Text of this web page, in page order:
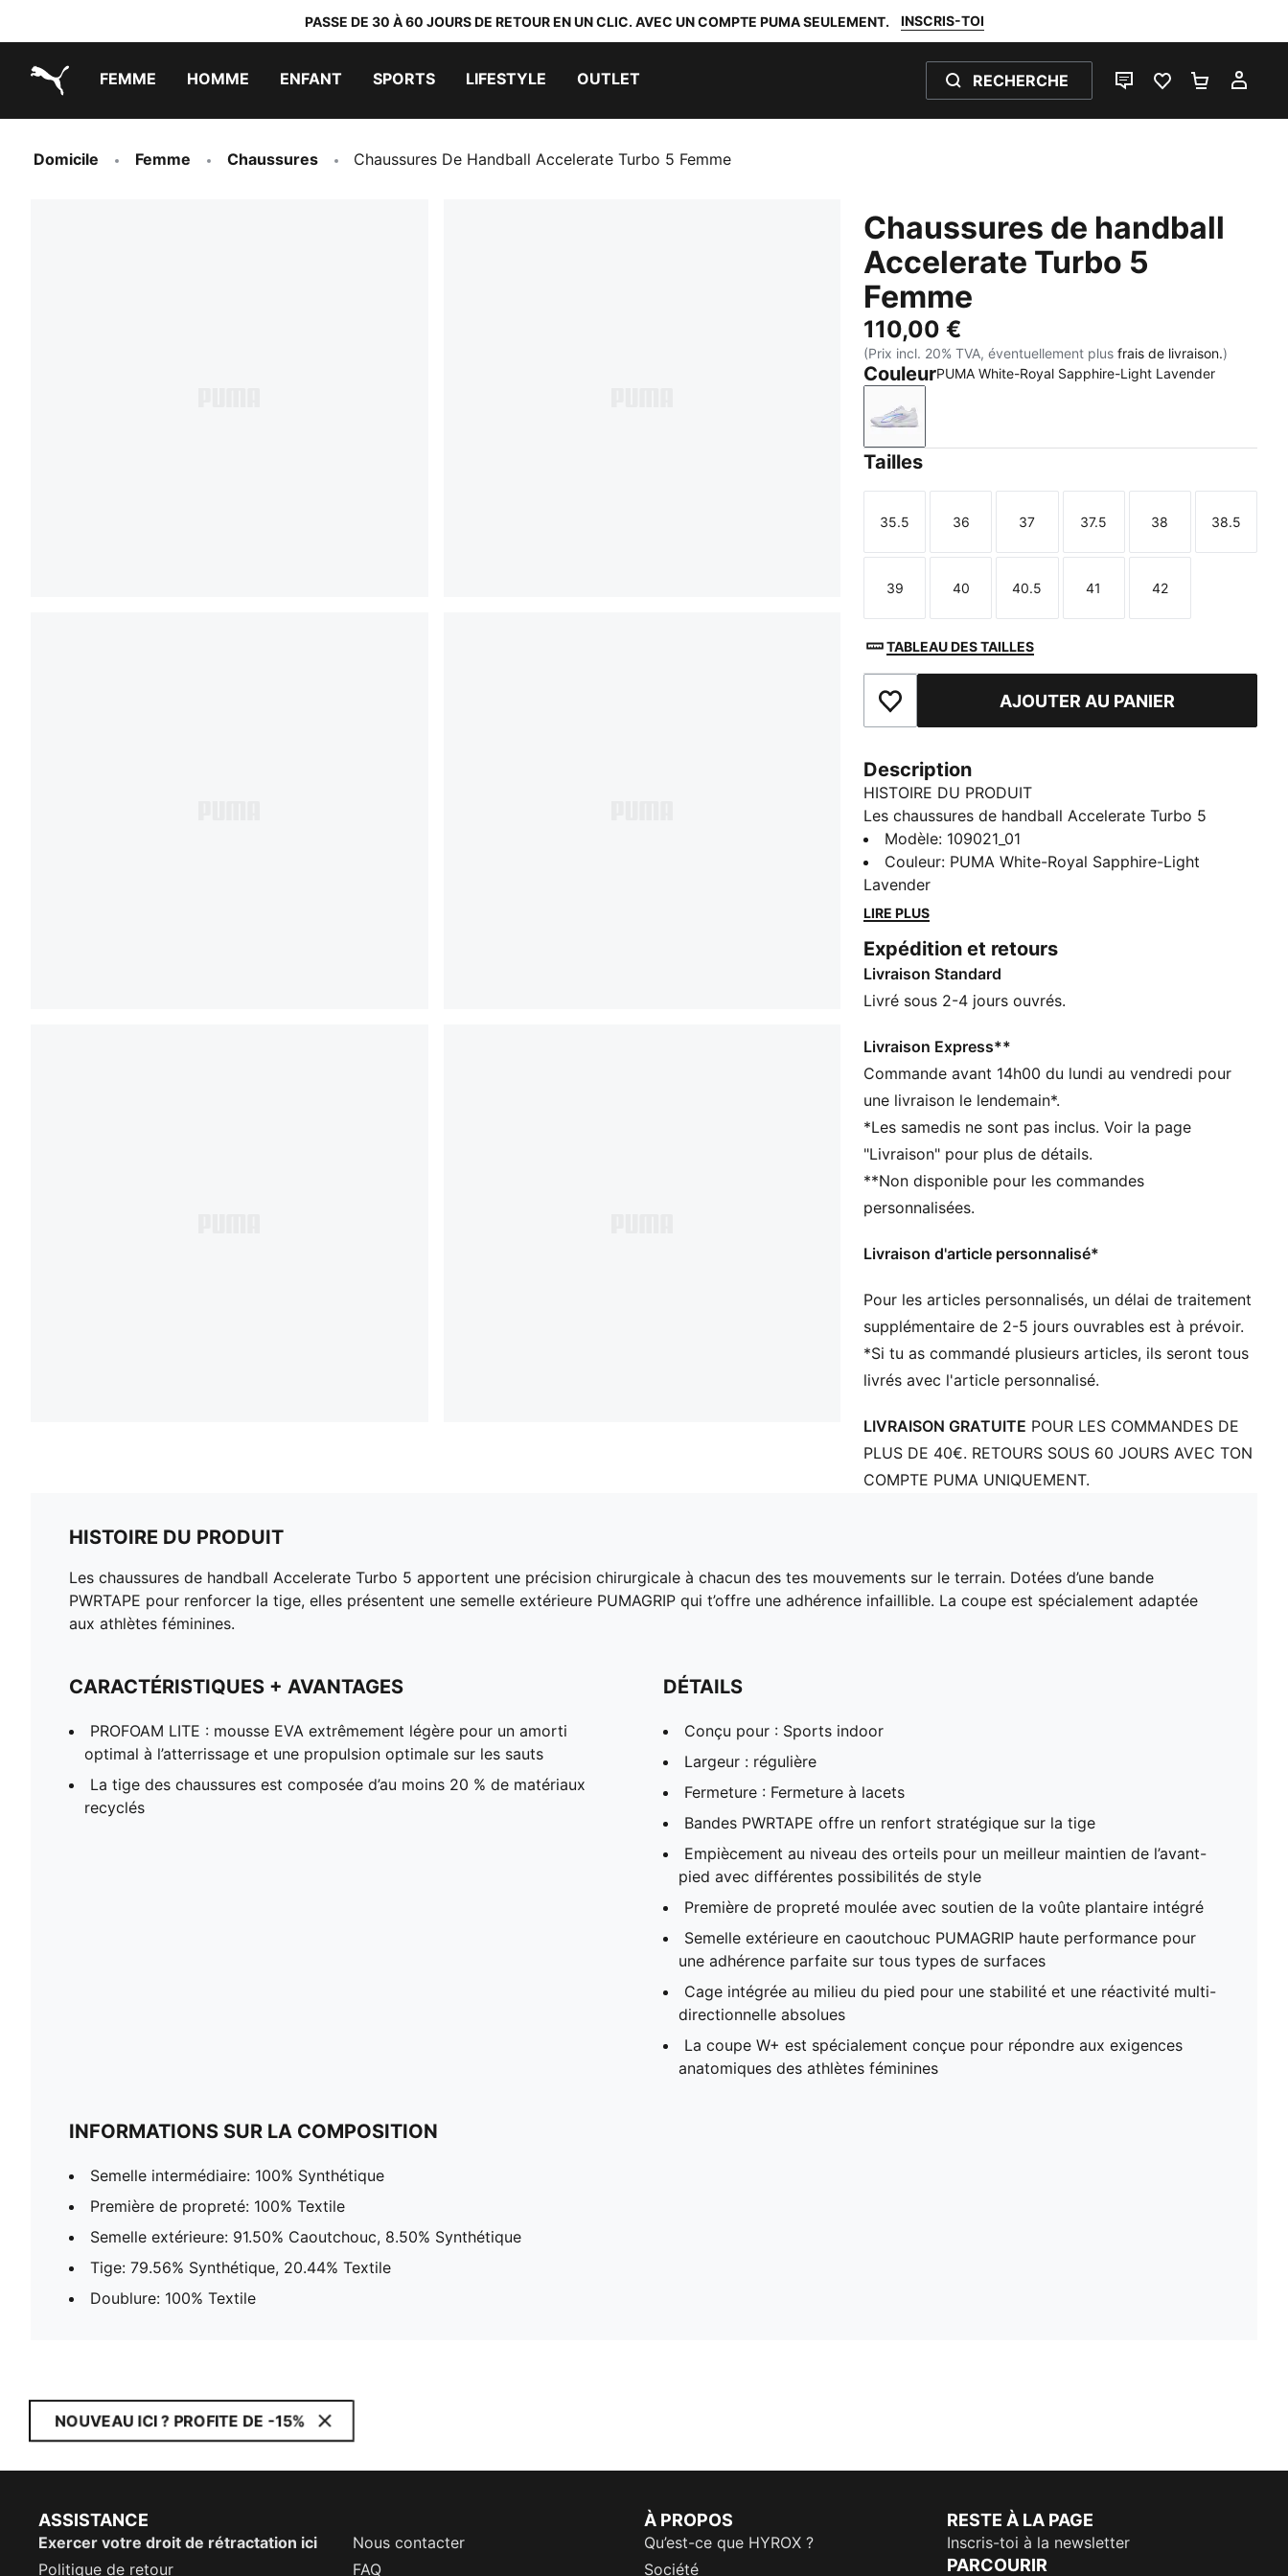
PASSE DE 30 À 60 JOURS DE RETOUR EN UN CLIC. AVEC UN COMPTE PUMA SEULEMENT. INSCRIS-TOI
FEMME HOMME ENFANT SPORTS LIFESTYLE OUTLET RECHERCHE
LIVE CHATFAVORIS 0PANIER 0
Domicile Femme Chaussures Chaussures De Handball Accelerate Turbo 5 Femme
Chaussures de handball
Accelerate Turbo 5
Femme
110,00 €
(Prix incl. 20% TVA, éventuellement plusfrais de livraison.)
CouleurPUMA White-Royal Sapphire-Light Lavender
PUMA White-Royal Sapphire-Light Lavender
Tailles
Taille
35.5
Taille
36
Taille
37
Taille
37.5
Taille
38
Taille
38.5
Taille
39
Taille
40
Taille
40.5
Taille
41
Taille
42
TABLEAU DES TAILLES
Ajouter aux favorisAJOUTER AU PANIER
Description
HISTOIRE DU PRODUIT
Les chaussures de handball Accelerate Turbo 5
apportent une précision chirurgicale à chacun des tes
mouvements sur le terrain. Dotées d’une bande
PWRTAPE pour renforcer la tige, elles présentent une
semelle extérieure PUMAGRIP qui t’offre une
adaptée aux athlètes féminines.
CARACTÉRISTIQUES + AVANTAGES
PROFOAM LITE : mousse EVA extrêmement légère
propulsion optimale sur les sauts
La tige des chaussures est composée d’au moins
20 % de matériaux recyclés
Conçu pour : Sports indoor
Largeur : régulière
Fermeture : Fermeture à lacets
Bandes PWRTAPE offre un renfort stratégique sur la
Empiècement au niveau des orteils pour un meilleur
de style
Première de propreté moulée avec soutien de la
voûte plantaire intégré
Semelle extérieure en caoutchouc PUMAGRIP haute
performance pour une adhérence parfaite sur tous
Cage intégrée au milieu du pied pour une stabilité et
une réactivité multi-directionnelle absolues
La coupe W+ est spécialement conçue pour répondre
Modèle: 109021_01
Couleur: PUMA White-Royal Sapphire-Light
Lavender
LIRE PLUS
Expédition et retours
Livraison Standard
Livré sous 2-4 jours ouvrés.
Livraison Express**
Commande avant 14h00 du lundi au vendredi pour
une livraison le lendemain*.
*Les samedis ne sont pas inclus. Voir la page
"Livraison" pour plus de détails.
**Non disponible pour les commandes
personnalisées.
Livraison d'article personnalisé*
Pour les articles personnalisés, un délai de traitement
supplémentaire de 2-5 jours ouvrables est à prévoir.
*Si tu as commandé plusieurs articles, ils seront tous
livrés avec l'article personnalisé.
LIVRAISON GRATUITE POUR LES COMMANDES DE
PLUS DE 40€. RETOURS SOUS 60 JOURS AVEC TON
COMPTE PUMA UNIQUEMENT.
HISTOIRE DU PRODUIT
Les chaussures de handball Accelerate Turbo 5 apportent une précision chirurgicale à chacun des tes mouvements sur le terrain. Dotées d’une bande
PWRTAPE pour renforcer la tige, elles présentent une semelle extérieure PUMAGRIP qui t’offre une adhérence infaillible. La coupe est spécialement adaptée
aux athlètes féminines.
CARACTÉRISTIQUES + AVANTAGES
PROFOAM LITE : mousse EVA extrêmement légère pour un amorti
optimal à l’atterrissage et une propulsion optimale sur les sauts
La tige des chaussures est composée d’au moins 20 % de matériaux
recyclés
DÉTAILS
Conçu pour : Sports indoor
Largeur : régulière
Fermeture : Fermeture à lacets
Bandes PWRTAPE offre un renfort stratégique sur la tige
Empiècement au niveau des orteils pour un meilleur maintien de l’avant-
pied avec différentes possibilités de style
Première de propreté moulée avec soutien de la voûte plantaire intégré
Semelle extérieure en caoutchouc PUMAGRIP haute performance pour
une adhérence parfaite sur tous types de surfaces
Cage intégrée au milieu du pied pour une stabilité et une réactivité multi-
directionnelle absolues
La coupe W+ est spécialement conçue pour répondre aux exigences
anatomiques des athlètes féminines
INFORMATIONS SUR LA COMPOSITION
Semelle intermédiaire: 100% Synthétique
Première de propreté: 100% Textile
Semelle extérieure: 91.50% Caoutchouc, 8.50% Synthétique
Tige: 79.56% Synthétique, 20.44% Textile
Doublure: 100% Textile
NOUVEAU ICI ? PROFITE DE -15%
ASSISTANCE
Exercer votre droit de rétractation ici
Nous contacter
Politique de retour
FAQ
À PROPOS
Qu’est-ce que HYROX ?
Société
RESTE À LA PAGE
Inscris-toi à la newsletter
PARCOURIR